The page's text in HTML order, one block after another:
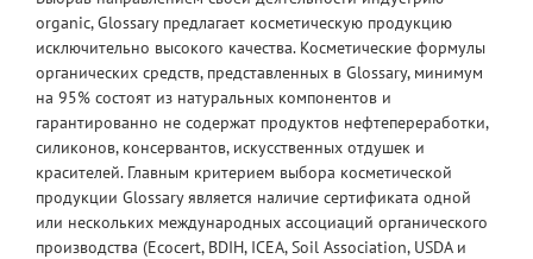
organic, Glossary предлагает косметическую продукцию
исключительно высокого качества. Косметические формулы
органических средств, представленных в Glossary, минимум
на 95% состоят из натуральных компонентов и
гарантированно не содержат продуктов нефтепереработки,
силиконов, консервантов, искусственных отдушек и
красителей. Главным критерием выбора косметической
продукции Glossary является наличие сертификата одной
или нескольких международных ассоциаций органического
производства (Ecocert, BDIH, ICEA, Soil Association, USDA и